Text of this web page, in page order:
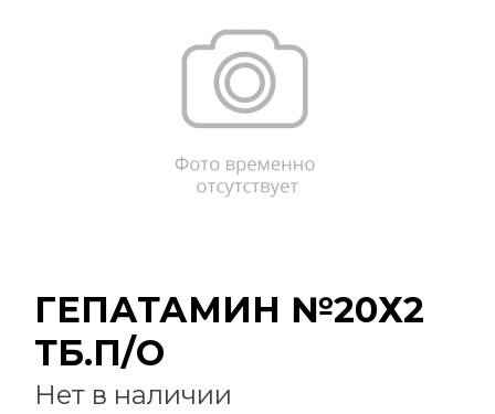
ГЕПАТАМИН №20Х2
ТБ.П/О
Нет в наличии